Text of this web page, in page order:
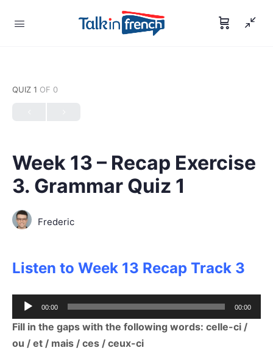
QUIZ 1 OF 0
Week 13 – Recap Exercise
3. Grammar Quiz 1
Frederic
Listen to Week 13 Recap Track 3
Audio
Player
00:00 00:00
Fill in the gaps with the following words: celle-ci /
ou / et / mais / ces / ceux-ci